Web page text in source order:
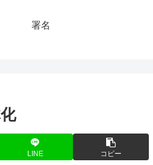
署名
LINE コピー